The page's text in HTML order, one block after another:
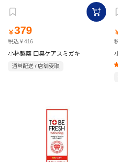
￥379
税込￥416
小林製薬 口臭ケアスミガキ
通常配送 / 店舗受取